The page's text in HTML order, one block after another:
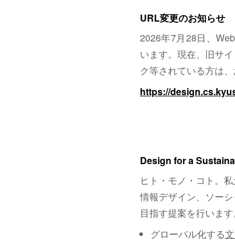
URL変更のお知らせ
2026年7月28日、
います。現在、旧サ
ク等されている方は
https://
Design for a
ヒト・モノ・コト。
情報デザイン、ソー
目指す提案を行います
グローバル化する